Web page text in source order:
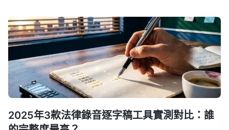
2025年3款法律錄音逐字稿工具實測對比：誰